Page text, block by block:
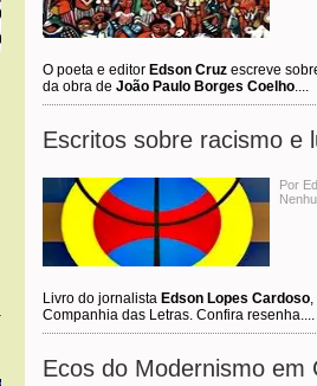
O poeta e editor Edson Cruz escreve
da obra de João Paulo Borges Coelho....
Escritos sobre racismo e
Por
Livro do jornalista Edson Lopes Cardoso,
Companhia das Letras. Confira resenha....
Ecos do Modernismo em